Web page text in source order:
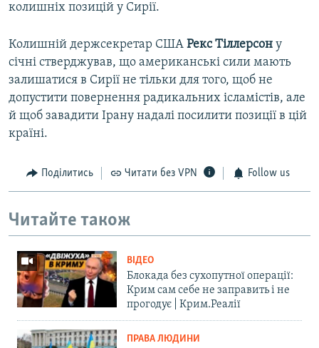
колишніх позицій у Сирії.
Колишній держсекретар США Рекс Тіллерсон у
січні стверджував, що американські сили мають
залишатися в Сирії не тільки для того, щоб не
допустити повернення радикальних ісламістів, але
й щоб завадити Ірану надалі посилити позиції в цій
країні.
Поділитись Читати без VPN Follow us
Читайте також
ВІДЕО
Блокада без сухопутної операції:
Крим сам себе не заправить і не
прогодує | Крим.Реалії
ПРАВА ЛЮДИНИ